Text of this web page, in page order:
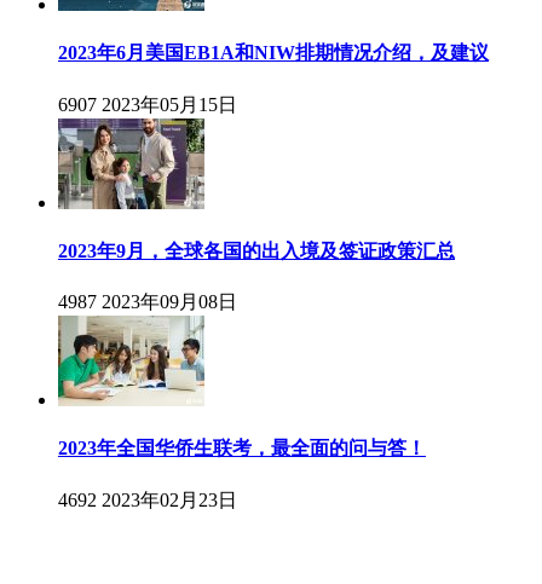
2023年6月美国EB1A和NIW排期情况介绍，及建议
6907 2023年05月15日
2023年9月，全球各国的出入境及签证政策汇总
4987 2023年09月08日
2023年全国华侨生联考，最全面的问与答！
4692 2023年02月23日